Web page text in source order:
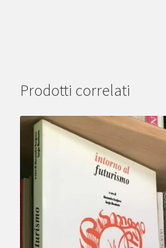
Prodotti correlati